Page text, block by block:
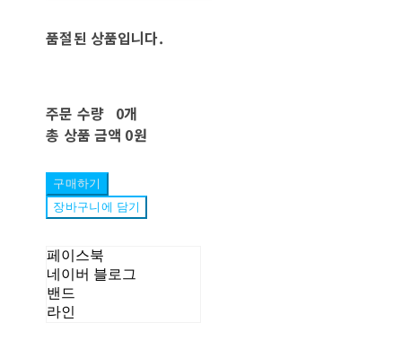
품절된 상품입니다.
주문 수량 0개
총 상품 금액 0원
구매하기
장바구니에 담기
페이스북
네이버 블로그
밴드
라인